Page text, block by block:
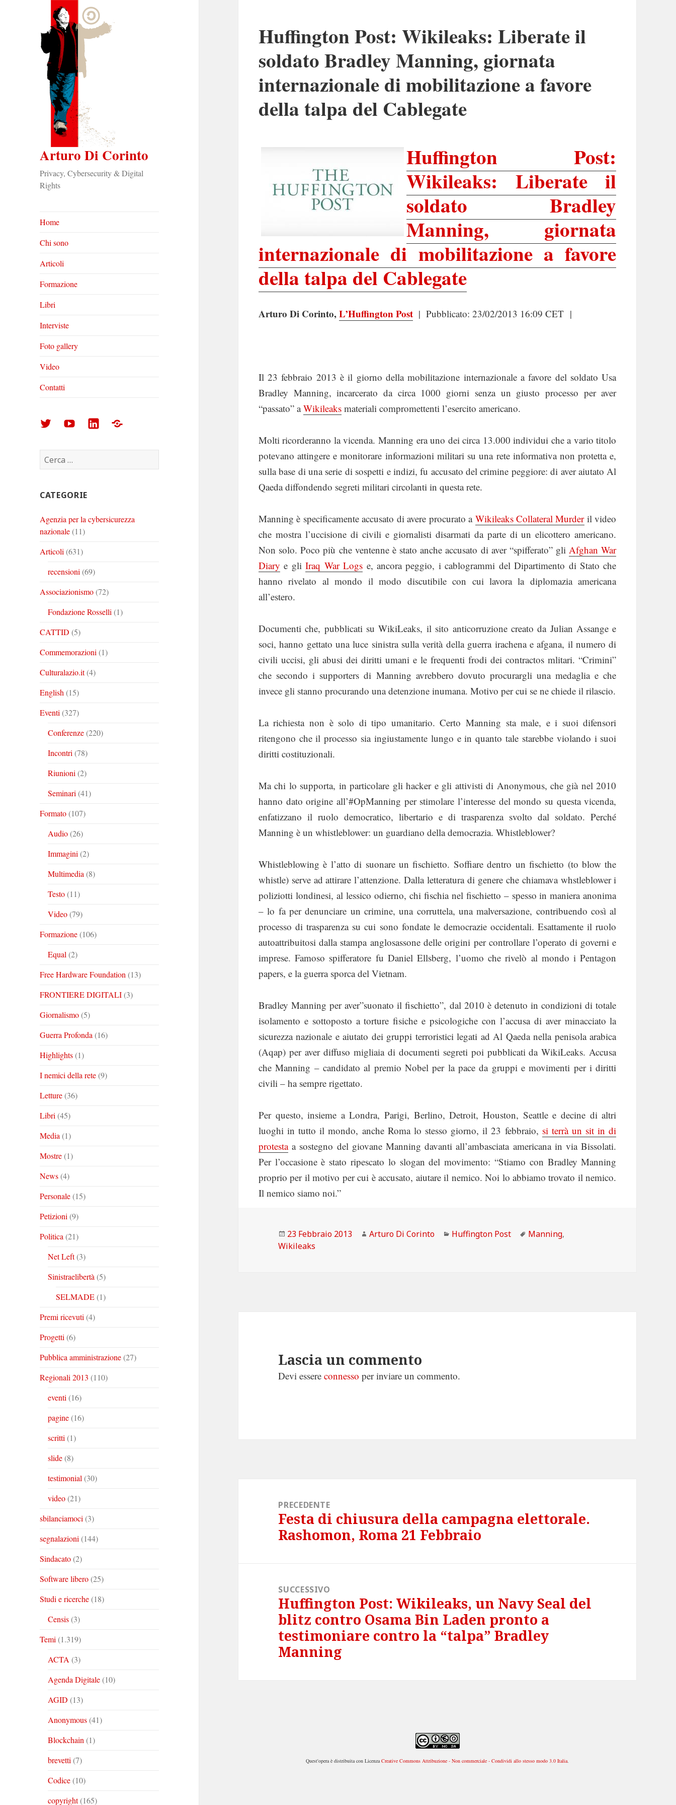
Arturo Di Corinto
Privacy, Cybersecurity & Digital
Rights
Home
Chi sono
Articoli
Formazione
Libri
Interviste
Foto gallery
Video
Contatti
Arturo
Corinto
su
Arturo
Corinto
su
Arturo
su
Foto
Ricerca
per:
CATEGORIE
Agenzia per la cybersicurezza
nazionale(11)
Articoli (631)
recensioni (69)
Associazionismo(72)
Fondazione Rosselli (1)
CATTID (5)
Commemorazioni (1)
Culturalazio.it(4)
English (15)
Eventi (327)
Conferenze(220)
Incontri (78)
Riunioni (2)
Seminari (41)
Formato(107)
Audio(26)
Immagini (2)
Multimedia (8)
Testo(11)
Video(79)
Formazione(106)
Equal (2)
Free Hardware Foundation (13)
FRONTIERE DIGITALI(3)
Giornalismo(5)
Guerra Profonda (16)
Highlights(1)
I nemici della rete(9)
Letture(36)
Libri (45)
Media (1)
Mostre(1)
News(4)
Personale(15)
Petizioni (9)
Politica (21)
Net Left(3)
Sinistraelibertà (5)
SELMADE(1)
Premi ricevuti (4)
Progetti (6)
Pubblica amministrazione(27)
Regionali 2013 (110)
eventi (16)
pagine(16)
scritti (1)
slide(8)
testimonial (30)
video(21)
sbilanciamoci (3)
segnalazioni (144)
Sindacato(2)
Software libero(25)
Studi e ricerche(18)
Censis(3)
Temi (1.319)
ACTA (3)
Agenda Digitale(10)
AGID (13)
Anonymous(41)
Blockchain (1)
brevetti (7)
Codice(10)
copyright(165)
Huffington Post: Wikileaks: Liberate il
soldato Bradley Manning, giornata
internazionale di mobilitazione a favore
della talpa del Cablegate
Huffington Post:
Wikileaks: Liberate il
soldato Bradley
Manning, giornata
internazionale di mobilitazione a favore
della talpa del Cablegate
Arturo Di Corinto,L’Huffington Post| Pubblicato: 23/02/2013 16:09 CET |
Il 23 febbraio 2013 è il giorno della mobilitazione internazionale a favore del soldato Usa
Bradley Manning, incarcerato da circa 1000 giorni senza un giusto processo per aver
“passato” aWikileaksmateriali compromettenti l’esercito americano.
Molti ricorderanno la vicenda. Manning era uno dei circa 13.000 individui che a vario titolo
potevano attingere e monitorare informazioni militari su una rete informativa non protetta e,
sulla base di una serie di sospetti e indizi, fu accusato del crimine peggiore: di aver aiutato Al
Qaeda diffondendo segreti militari circolanti in questa rete.
Manning è specificamente accusato di avere procurato a Wikileaks Collateral Murderil video
che mostra l’uccisione di civili e giornalisti disarmati da parte di un elicottero americano.
Non solo. Poco più che ventenne è stato anche accusato di aver “spifferato” gliAfghan War
Diary e gliIraq War Logs e, ancora peggio, i cablogrammi del Dipartimento di Stato che
hanno rivelato al mondo il modo discutibile con cui lavora la diplomazia americana
all’estero.
Documenti che, pubblicati su WikiLeaks, il sito anticorruzione creato da Julian Assange e
soci, hanno gettato una luce sinistra sulla verità della guerra irachena e afgana, il numero di
civili uccisi, gli abusi dei diritti umani e le frequenti frodi dei contractos mlitari. “Crimini”
che secondo i supporters di Manning avrebbero dovuto procurargli una medaglia e che
invece gli stanno procurando una detenzione inumana. Motivo per cui se ne chiede il rilascio.
La richiesta non è solo di tipo umanitario. Certo Manning sta male, e i suoi difensori
ritengono che il processo sia ingiustamente lungo e in quanto tale starebbe violando i suoi
diritti costituzionali.
Ma chi lo supporta, in particolare gli hacker e gli attivisti di Anonymous, che già nel 2010
hanno dato origine all’#OpManning per stimolare l’interesse del mondo su questa vicenda,
enfatizzano il ruolo democratico, libertario e di trasparenza svolto dal soldato. Perché
Manning è un whistleblower: un guardiano della democrazia. Whistleblower?
Whistleblowing è l’atto di suonare un fischietto. Soffiare dentro un fischietto (to blow the
whistle) serve ad attirare l’attenzione. Dalla letteratura di genere che chiamava whstleblower i
poliziotti londinesi, al lessico odierno, chi fischia nel fischietto – spesso in maniera anonima
– lo fa per denunciare un crimine, una corruttela, una malversazione, contribuendo così al
processo di trasparenza su cui sono fondate le democrazie occidentali. Esattamente il ruolo
autoattribuitosi dalla stampa anglosassone delle origini per controllare l’operato di governi e
imprese. Famoso spifferatore fu Daniel Ellsberg, l’uomo che rivelò al mondo i Pentagon
papers, e la guerra sporca del Vietnam.
Bradley Manning per aver”suonato il fischietto”, dal 2010 è detenuto in condizioni di totale
isolamento e sottoposto a torture fisiche e psicologiche con l’accusa di aver minacciato la
sicurezza nazionale e aiutato dei gruppi terroristici legati ad Al Qaeda nella penisola arabica
(Aqap) per aver diffuso migliaia di documenti segreti poi pubblicati da WikiLeaks. Accusa
che Manning – candidato al premio Nobel per la pace da gruppi e movimenti per i diritti
civili – ha sempre rigettato.
Per questo, insieme a Londra, Parigi, Berlino, Detroit, Houston, Seattle e decine di altri
luoghi in tutto il mondo, anche Roma lo stesso giorno, il 23 febbraio, si terrà un sit in di
protestaa sostegno del giovane Manning davanti all’ambasciata americana in via Bissolati.
Per l’occasione è stato ripescato lo slogan del movimento: “Stiamo con Bradley Manning
proprio per il motivo per cui è accusato, aiutare il nemico. Noi lo abbiamo trovato il nemico.
Il nemico siamo noi.”
Scritto
il
23 Febbraio 2013 Autore
Arturo Di Corinto Categorie
Huffington Post Tag
Manning,
Wikileaks
Lascia un commento
Devi essereconnesso per inviare un commento.
PRECEDENTE
Articolo
precedente:
Festa di chiusura della campagna elettorale.
Rashomon, Roma 21 Febbraio
SUCCESSIVO
Articolo
successivo:
Huffington Post: Wikileaks, un Navy Seal del
blitz contro Osama Bin Laden pronto a
testimoniare contro la “talpa” Bradley
Manning
Quest'opera è distribuita con LicenzaCreative Commons Attribuzione - Non commerciale - Condividi allo stesso modo 3.0 Italia.